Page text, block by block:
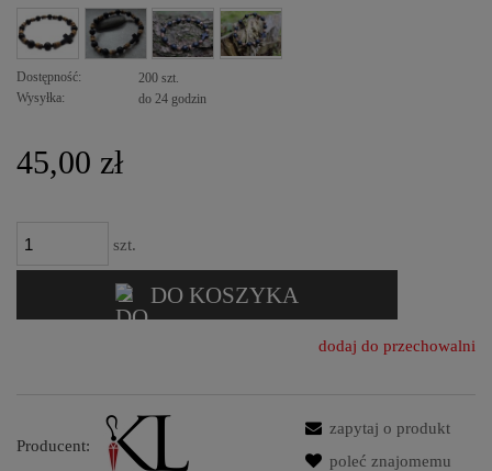
Dostępność:
200 szt.
Wysyłka:
do 24 godzin
45,00 zł
szt.
DO KOSZYKA
dodaj do przechowalni
Producent:
zapytaj o produkt
poleć znajomemu